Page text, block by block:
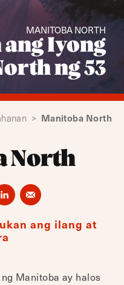
MANITOBA NORTH
Iyong
ng 53
> Manitoba North
North
ang ilang at
Manitoba ay halos